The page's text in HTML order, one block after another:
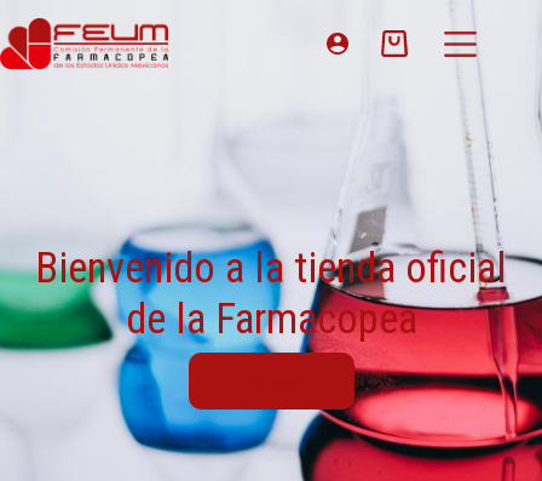
Bienvenido a la tienda oficial
de la Farmacopea